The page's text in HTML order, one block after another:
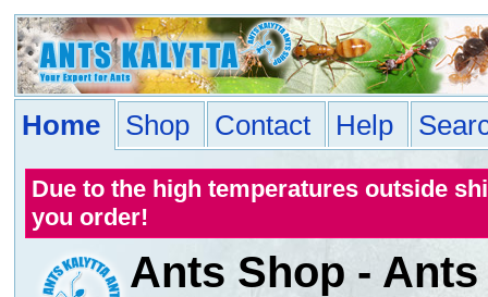
Home Shop Contact Help
Due to the high temperatures outside
you order!
Ants Shop -